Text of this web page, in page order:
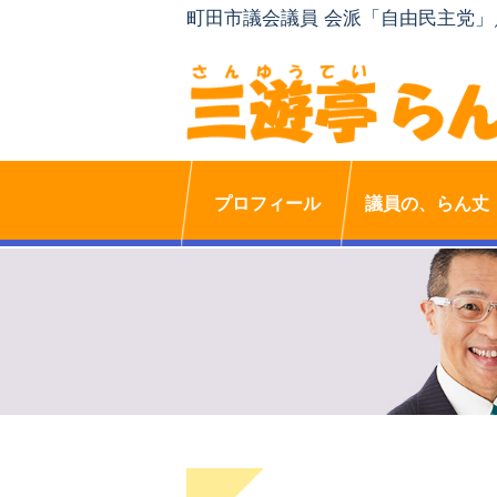
町田市議会議員 会派「自由民主党
プロフィール 議員の、らん丈